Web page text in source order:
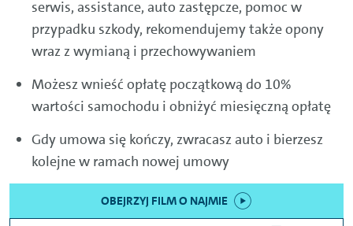
serwis, assistance, auto zastępcze, pomoc w
przypadku szkody, rekomendujemy także opony
wraz z wymianą i przechowywaniem
Możesz wnieść opłatę początkową do 10%
wartości samochodu i obniżyć miesięczną opłatę
Gdy umowa się kończy, zwracasz auto i bierzesz
kolejne w ramach nowej umowy
OBEJRZYJ FILM O NAJMIE